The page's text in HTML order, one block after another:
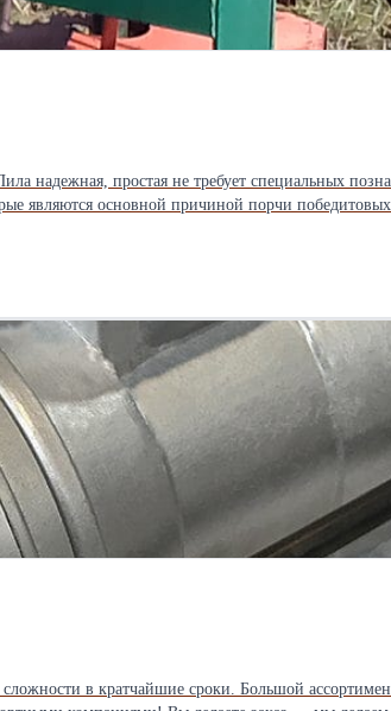
простая не требует специальных
в кратчайшие сроки. Большой ассортимент